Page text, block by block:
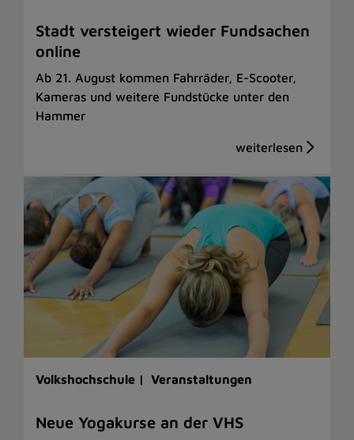
Stadt versteigert wieder Fundsachen
online
Ab 21. August kommen Fahrräder, E-Scooter,
Kameras und weitere Fundstücke unter den
Hammer
Volkshochschule | Veranstaltungen
Neue Yogakurse an der VHS